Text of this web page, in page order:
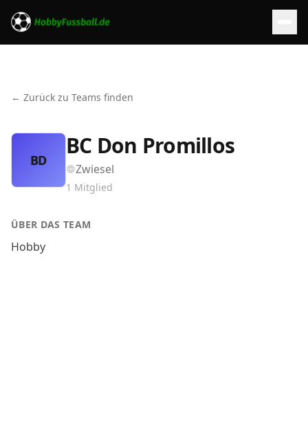
← Zurück zu Teams finden
BD
BC Don Promillos
Zwiesel
1 Mitglied
ÜBER DAS TEAM
Hobby